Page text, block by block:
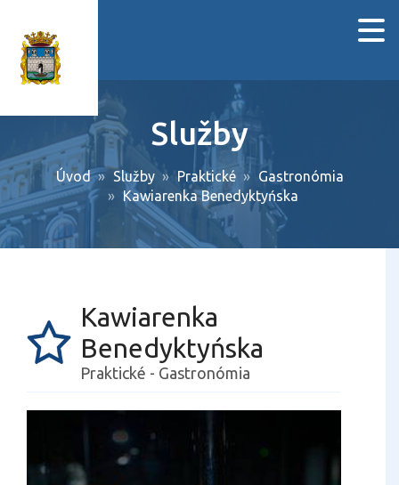
Služby
Úvod Služby Praktické
Gastronómia
Kawiarenka Benedyktyńska
Kawiarenka
Benedyktyńska
Praktické - Gastronómia